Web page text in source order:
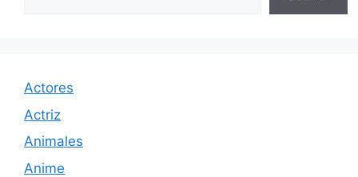
Actores
Actriz
Animales
Anime